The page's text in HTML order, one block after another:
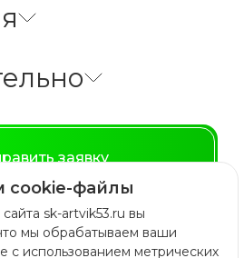
cookie-файлы
sk-artvik53.ru вы
мы обрабатываем ваши
с использованием метрических
заявку